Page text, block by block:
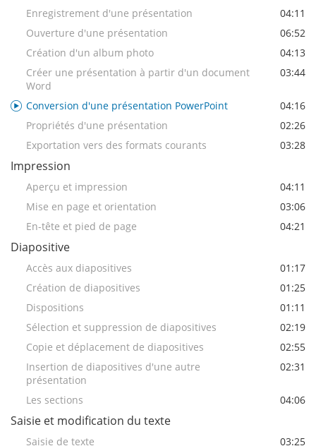
Enregistrement d'une présentation
04:11
Ouverture d'une présentation
06:52
Création d'un album photo
04:13
Créer une présentation à partir d'un document
Word
03:44
Conversion d'une présentation PowerPoint
04:16
Propriétés d'une présentation
02:26
Exportation vers des formats courants
03:28
Impression
Aperçu et impression
04:11
Mise en page et orientation
03:06
En-tête et pied de page
04:21
Diapositive
Accès aux diapositives
01:17
Création de diapositives
01:25
Dispositions
01:11
Sélection et suppression de diapositives
02:19
Copie et déplacement de diapositives
02:55
Insertion de diapositives d'une autre
présentation
02:31
Les sections 04:06
Saisie et modification du texte
Saisie de texte 03:25